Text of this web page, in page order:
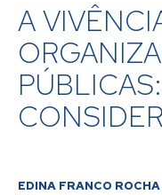
A
EDINA FRANCO ROCHA